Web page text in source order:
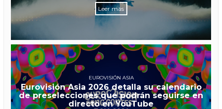
Leer más
EUROVISIÓN ASIA
Eurovisión Asia 2026 detalla su calendario
de preselecciones que podrán seguirse en
directo en YouTube